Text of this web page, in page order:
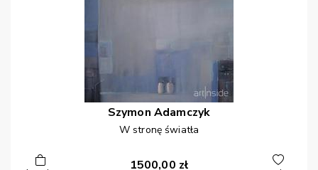
Szymon Adamczyk
W stronę światła
1500,00 zł